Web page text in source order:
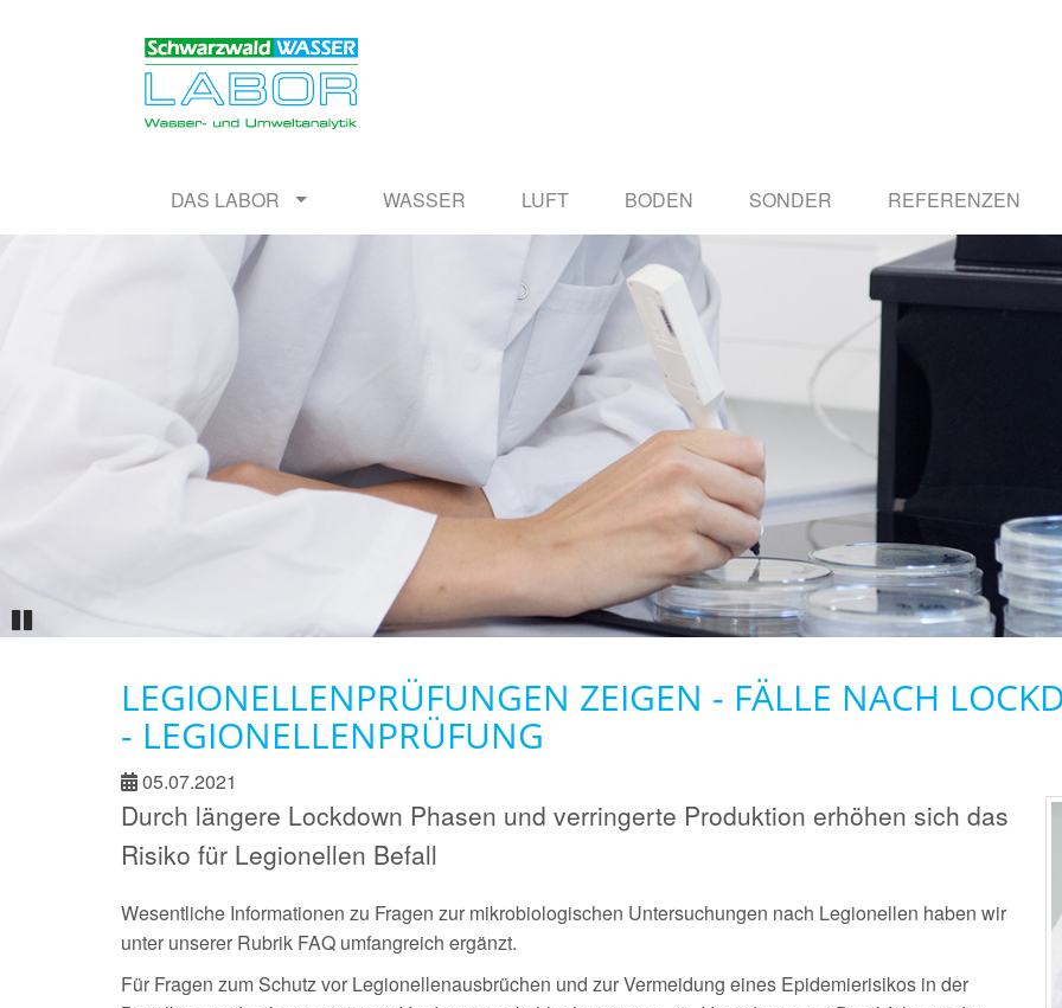
DAS LABOR WASSER LUFT BODEN SONDER REFERENZEN
LEGIONELLENPRÜFUNGEN ZEIGEN - FÄLLE NACH
- LEGIONELLENPRÜFUNG
05.07.2021
Durch längere Lockdown Phasen und verringerte Produktion erhöhen sich das
Risiko für Legionellen Befall
Wesentliche Informationen zu Fragen zur mikrobiologischen Untersuchungen nach Legionellen haben wir
unter unserer Rubrik FAQ umfangreich ergänzt.
Für Fragen zum Schutz vor Legionellenausbrüchen und zur Vermeidung eines Epidemierisikos in der